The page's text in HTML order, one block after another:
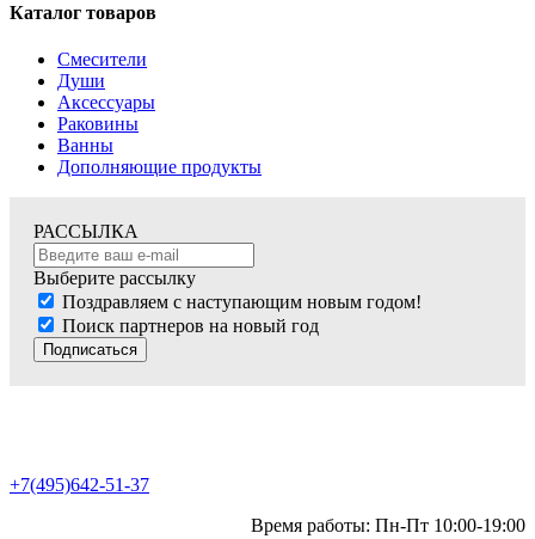
Каталог товаров
Смесители
Души
Аксессуары
Раковины
Ванны
Дополняющие продукты
РАССЫЛКА
Выберите рассылку
Поздравляем с наступающим новым годом!
Поиск партнеров на новый год
Подписаться
+7(495)642-51-37
Время работы: Пн-Пт 10:00-19:00